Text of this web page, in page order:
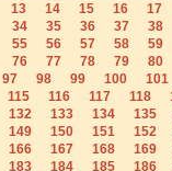
13 14 15 16 17
34 35 36 37 38
55 56 57 58 59
76 77 78 79 80
97 98 99 100 101
115 116 117 118
132 133 134 135
149 150 151 152
166 167 168 169
183 184 185 186